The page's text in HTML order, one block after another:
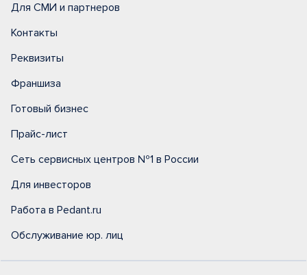
Для СМИ и партнеров
Контакты
Реквизиты
Франшиза
Готовый бизнес
Прайс-лист
Сеть сервисных центров №1 в России
Для инвесторов
Работа в Pedant.ru
Обслуживание юр. лиц